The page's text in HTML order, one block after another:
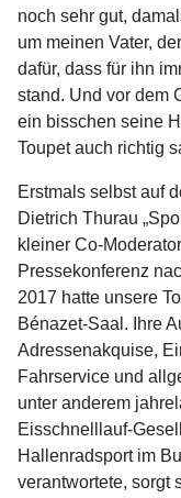
noch sehr gut,
um meinen Vater,
dafür, dass für ihn
stand. Und vor dem
ein bisschen seine
Toupet auch richtig
Erstmals selbst auf
Dietrich Thurau
kleiner Co-
Pressekonferenz
2017 hatte unsere
Bénazet-Saal. Ihre
Adressenakquise,
Fahrservice und
unter anderem
Eisschnelllauf-
Hallenradsport im
verantwortete, sorgt